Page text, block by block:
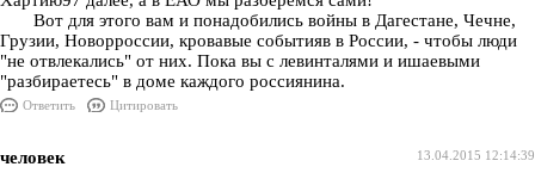
Вот для этого вам и понадобились войны в Дагестане, Чечне,
Грузии, Новорроссии, кровавые событияв в России, - чтобы люди
"не отвлекались" от них. Пока вы с левинталями и ишаевыми
"разбираетесь" в доме каждого россиянина.
Ответить Цитировать
13.04.2015 12:14:39
человек